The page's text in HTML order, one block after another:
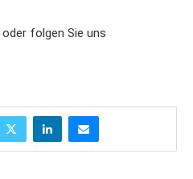
oder folgen Sie uns